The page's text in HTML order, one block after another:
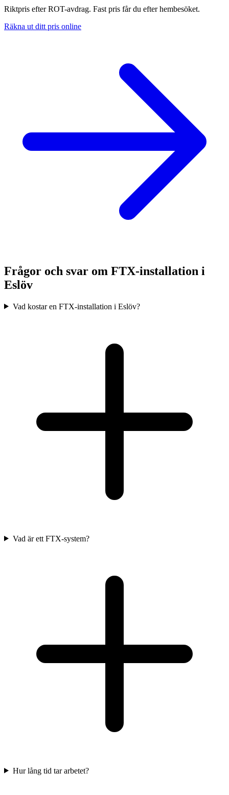
Riktpris efter ROT-avdrag. Fast pris får du efter hembesöket.
Räkna ut ditt pris online
Frågor och svar om FTX-installation i
Eslöv
Vad kostar en FTX-installation i Eslöv?
Vad är ett FTX-system?
Hur lång tid tar arbetet?